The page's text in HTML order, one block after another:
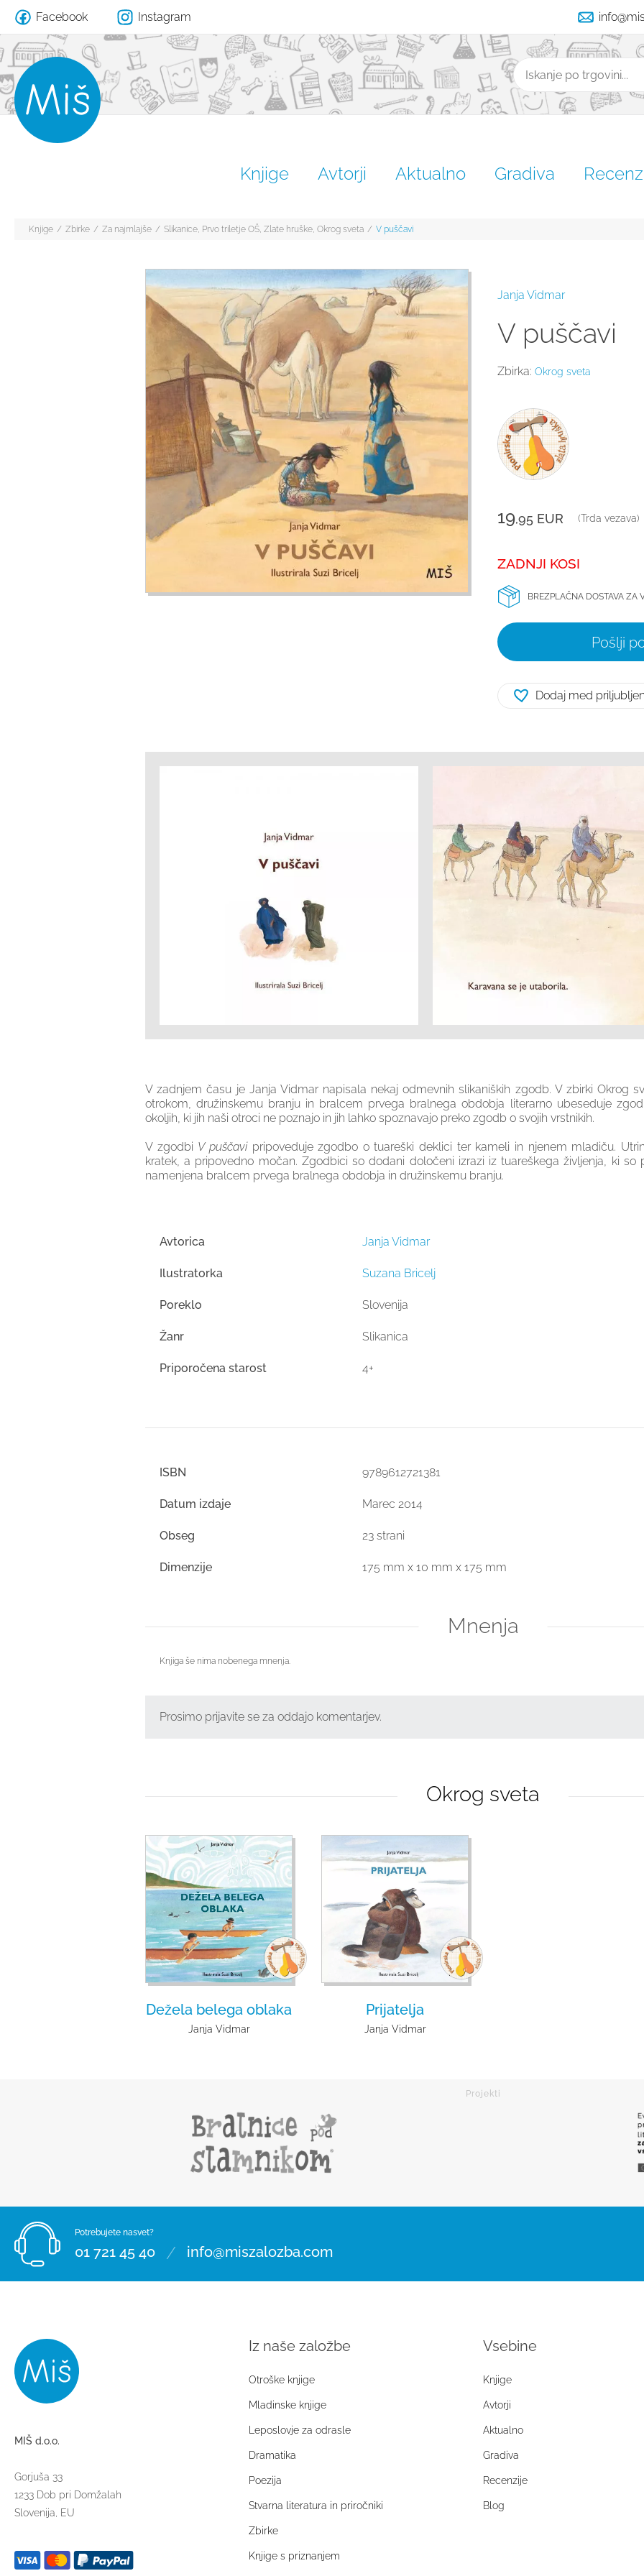
Facebook Instagram
Išči
Knjige Avtorji Aktualno Gradiva
Knjige / Zbirke / Za najmlajše / Slikanice, Prvo triletje OŠ, Zlate hruške, Okrog sveta / V puščavi
Janja Vidmar
V puščavi
Zbirka: Okrog sveta
19,95 EUR (Trda vezava)
ZADNJI KOSI
BREZPLAČNA DOSTAVA ZA
Pošlji
Dodaj med
V zadnjem času je Janja Vidmar napisala nekaj odmevnih slikaniških zgodb. V zbirki Okrog
otrokom, družinskemu branju in bralcem prvega bralnega obdobja literarno ubeseduje
okoljih, ki jih naši otroci ne poznajo in jih lahko spoznavajo preko zgodb o svojih vrstnikih.
V zgodbi V puščavipripoveduje zgodbo o tuareški deklici ter kameli in njenem mladiču.
kratek, a pripovedno močan. Zgodbici so dodani določeni izrazi iz tuareškega življenja, ki so
namenjena bralcem prvega bralnega obdobja in družinskemu branju.
Avtorica Janja Vidmar
Ilustratorka Suzana Bricelj
Poreklo Slovenija
Žanr Slikanica
Priporočena starost 4+
ISBN 9789612721381
Datum izdaje Marec 2014
Obseg 23 strani
Dimenzije 175 mm x 10 mm x 175 mm
Mnenja
Knjiga še nima nobenega mnenja.
Prosimo prijavite se za oddajo komentarjev.
Okrog sveta
Dežela belega oblaka
Janja Vidmar
Prijatelja
Janja Vidmar
Potrebujete nasvet?
01 721 45 40 / info@miszalozba.com
MIŠ d.o.o.
Gorjuša 33
1233 Dob pri Domžalah
Slovenija, EU
Iz naše založbe
Otroške knjige
Mladinske knjige
Leposlovje za odrasle
Dramatika
Poezija
Stvarna literatura in priročniki
Zbirke
Knjige s priznanjem
Vsebine
Knjige
Avtorji
Aktualno
Gradiva
Recenzije
Blog